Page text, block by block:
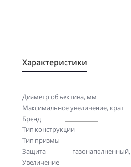
Характеристики
Диаметр объектива, мм
Максимальное увеличение, крат
Бренд
Тип конструкции
Тип призмы
Защита
Увеличение